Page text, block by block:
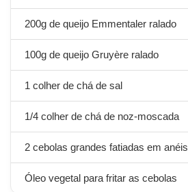
200g de queijo Emmentaler ralado
100g de queijo Gruyère ralado
1 colher de chá de sal
1/4 colher de chá de noz-moscada
2 cebolas grandes fatiadas em anéis
Óleo vegetal para fritar as cebolas